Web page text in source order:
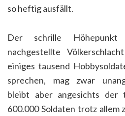
so heftig ausfällt.
Der schrille
nachgestellte
einiges tausend
sprechen, mag zwar
bleibt aber angesichts der
600.000 Soldaten trotz allem